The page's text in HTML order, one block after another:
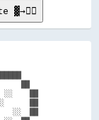
██████
██
░░    ██
░░      ██
░░  ██